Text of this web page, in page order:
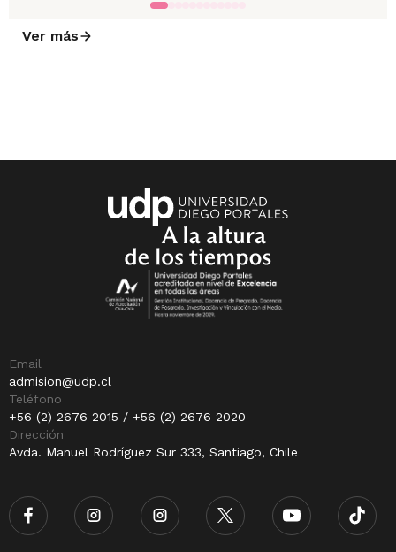
Ver más
Email
admision@udp.cl
Teléfono
+56 (2) 2676 2015 / +56 (2) 2676 2020
Dirección
Avda. Manuel Rodríguez Sur 333, Santiago, Chile